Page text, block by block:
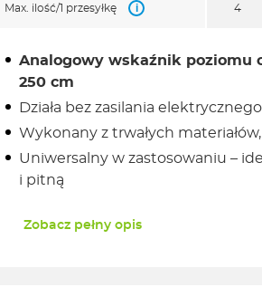
Max. ilość/1 przesyłkę i 4
Analogowy wskaźnik poziomu
250 cm
Działa bez zasilania
Wykonany z trwałych
Uniwersalny w zastosowaniu –
i pitną
Zobacz pełny opis